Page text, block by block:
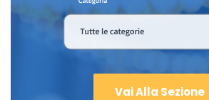
Vai Alla Sezione